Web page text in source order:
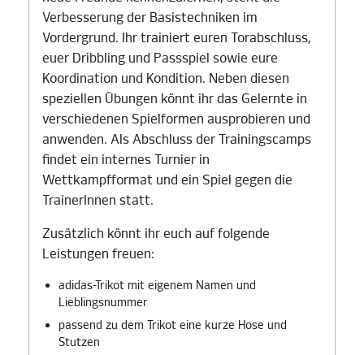
Verbesserung der Basistechniken im
Vordergrund. Ihr trainiert euren Torabschluss,
euer Dribbling und Passspiel sowie eure
Koordination und Kondition. Neben diesen
speziellen Übungen könnt ihr das Gelernte in
verschiedenen Spielformen ausprobieren und
anwenden. Als Abschluss der Trainingscamps
findet ein internes Turnier in
Wettkampfformat und ein Spiel gegen die
TrainerInnen statt.
Zusätzlich könnt ihr euch auf folgende
Leistungen freuen:
adidas-Trikot mit eigenem Namen und
Lieblingsnummer
passend zu dem Trikot eine kurze Hose und
Stutzen